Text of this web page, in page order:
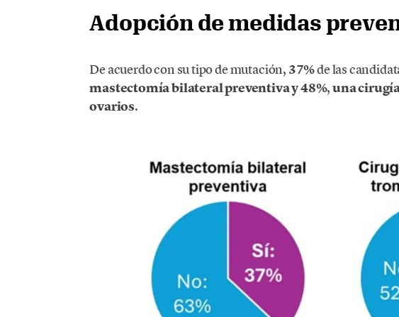
Adopción de medidas
De acuerdo con su tipo de mutación, 37%de las
mastectomía bilateral preventiva y 48%,una
ovarios.